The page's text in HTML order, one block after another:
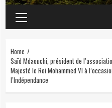
Primary
Menu
Home
Saïd Mdaouchi, président de
Majesté le Roi Mohammed VI à
l’Indépendance